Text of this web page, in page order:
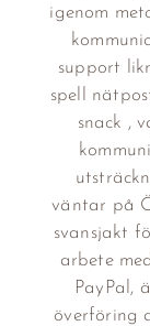
igenom
support
spell
snack ,
väntar på
svansjakt
arbete
PayPal,
överföring